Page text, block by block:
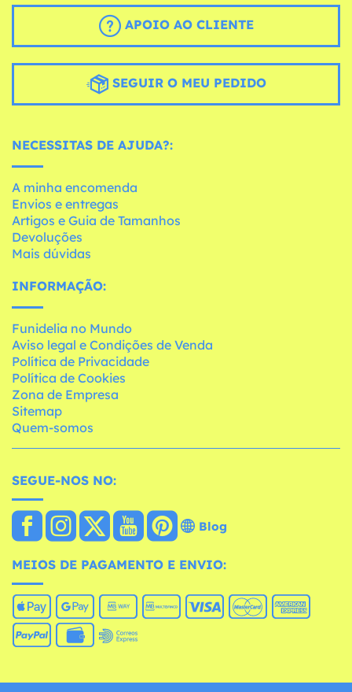
APOIO AO CLIENTE
SEGUIR O MEU PEDIDO
NECESSITAS DE AJUDA?:
A minha encomenda
Envios e entregas
Artigos e Guia de Tamanhos
Devoluções
Mais dúvidas
INFORMAÇÃO:
Funidelia no Mundo
Aviso legal e Condições de Venda
Política de Privacidade
Política de Cookies
Zona de Empresa
Sitemap
Quem-somos
SEGUE-NOS NO:
Blog
MEIOS DE PAGAMENTO E ENVIO: